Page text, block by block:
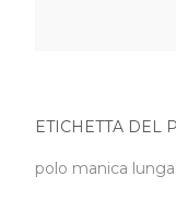
ETICHETTA DEL
polo manica lunga